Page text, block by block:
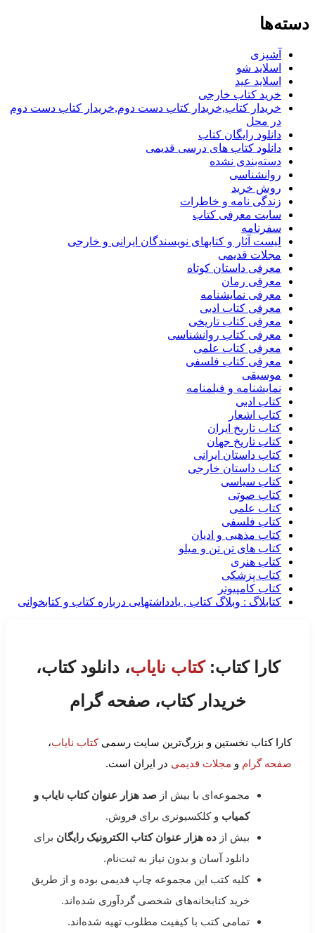
دسته‌ها
آشپزی
اسلاید شو
اسلاید عید
خرید کتاب خارجی
خریدار کتاب,خریدار کتاب دست دوم,خریدار کتاب دست دوم
در محل
دانلود رایگان کتاب
دانلود کتاب های درسی قدیمی
دسته‌بندی نشده
روانشناسی
روش خرید
زندگی نامه و خاطرات
سایت معرفی کتاب
سفرنامه
لیست آثار و کتابهای نویسندگان ایرانی و خارجی
مجلات قدیمی
معرفی داستان کوتاه
معرفی رمان
معرفی نمایشنامه
معرفی کتاب ادبی
معرفی کتاب تاریخی
معرفی کتاب روانشناسی
معرفی کتاب علمی
معرفی کتاب فلسفی
موسیقی
نمایشنامه و فیلمنامه
کتاب ادبی
کتاب اشعار
کتاب تاریخ ایران
کتاب تاریخ جهان
کتاب داستان ایرانی
کتاب داستان خارجی
کتاب سیاسی
کتاب صوتی
کتاب علمی
کتاب فلسفی
کتاب مذهبی و ادیان
کتاب های تن تن و میلو
کتاب هنری
کتاب پزشکی
کتاب کامپیوتر
کتابلاگ : وبلاگ کتاب , یادداشتهایی درباره کتاب و کتابخوانی
کارا کتاب:کتاب نایاب، دانلود کتاب،
خریدار کتاب، صفحه گرام
کارا کتاب نخستین و بزرگ‌ترین سایت رسمیکتاب نایاب،
صفحه گرام و مجلات قدیمی در ایران است.
مجموعه‌ای با بیش از صد هزار عنوان کتاب نایاب و
کمیاب و کلکسیونری برای فروش.
بیش از ده هزار عنوان کتاب الکترونیک رایگان برای
دانلود آسان و بدون نیاز به ثبت‌نام.
کلیه کتب این مجموعه چاپ قدیمی بوده و از طریق
خرید کتابخانه‌های شخصی گردآوری شده‌اند.
تمامی کتب با کیفیت مطلوب تهیه شده‌اند.